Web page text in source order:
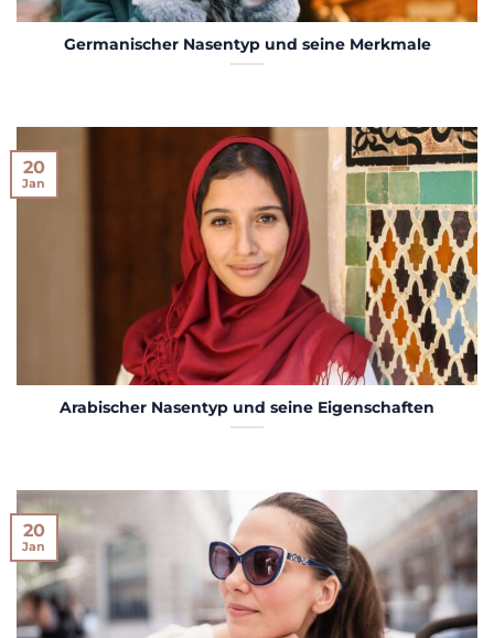
Germanischer Nasentyp und seine Merkmale
Arabischer Nasentyp und seine Eigenschaften
20
Jan
20
Jan